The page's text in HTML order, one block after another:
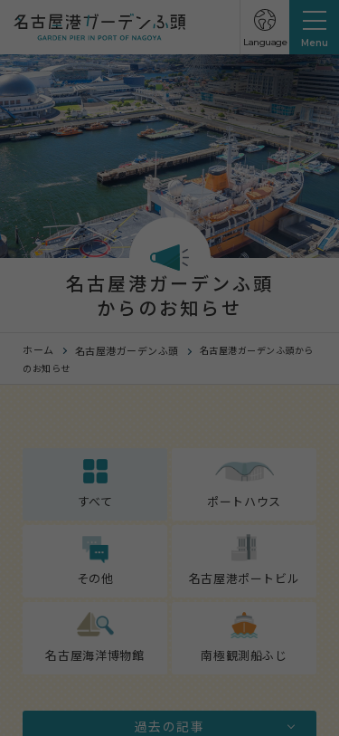
Language Menu
名古屋港ガーデンふ頭
からのお知らせ
ホーム 名古屋港ガーデンふ頭
名古屋港ガーデンふ頭から
のお知らせ
すべて ポートハウス
その他 名古屋港ポートビル
名古屋海洋博物館 南極観測船ふじ
過去の記事